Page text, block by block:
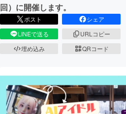
回）に開催します。
ポスト
シェア
LINEで送る
URLコピー
埋め込み
QRコード